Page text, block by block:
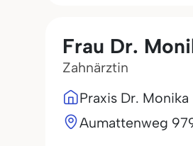
Frau Dr.
Zahnärztin
Praxis Dr. Monika
Aumattenweg 9